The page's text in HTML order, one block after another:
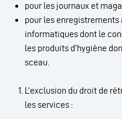
pour les journaux et
pour les
informatiques dont le
les produits d’hygiène
sceau.
L’exclusion du droit de
les services :